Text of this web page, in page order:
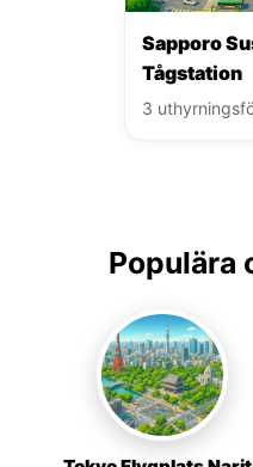
Sapporo
Tågstation
3
Populära